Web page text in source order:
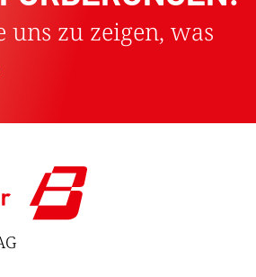
uns zu zeigen, was